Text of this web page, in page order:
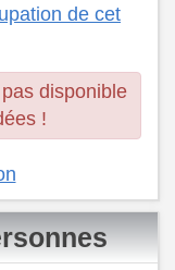
de cet
disponible
!